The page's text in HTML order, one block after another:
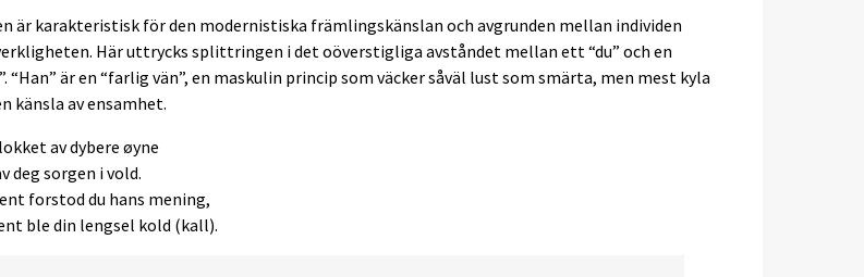
är karakteristisk för den modernistiska främlingskänslan och avgrunden mellan individen
Här uttrycks splittringen i det oöverstigliga avståndet mellan ett “du” och en
“Han” är en “farlig vän”, en maskulin princip som väcker såväl lust som smärta, men mest kyla
känsla av ensamhet.
av dybere øyne
deg sorgen i vold.
forstod du hans mening,
ble din lengsel kold (kall).